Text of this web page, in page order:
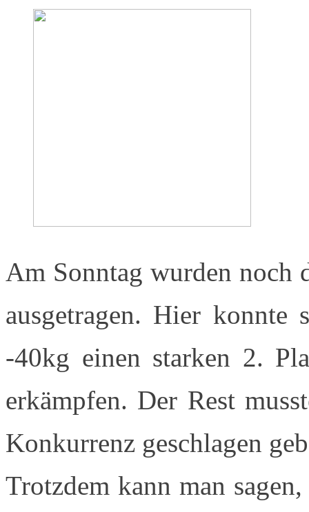
Am Sonntag wurden noch
ausgetragen. Hier konnte
-40kg einen starken 2.
erkämpfen. Der Rest
Konkurrenz geschlagen
Trotzdem kann man